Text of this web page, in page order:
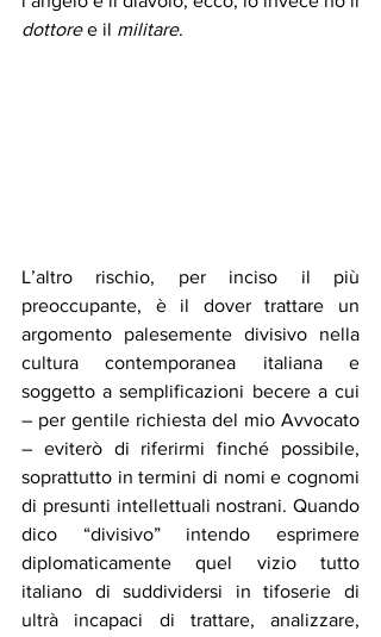
dottore e il militare.
L’altro rischio, per inciso il più
preoccupante, è il dover trattare un
argomento palesemente divisivo nella
cultura contemporanea italiana e
soggetto a semplificazioni becere a cui
– per gentile richiesta del mio Avvocato
– eviterò di riferirmi finché possibile,
soprattutto in termini di nomi e cognomi
di presunti intellettuali nostrani. Quando
dico “divisivo” intendo esprimere
diplomaticamente quel vizio tutto
italiano di suddividersi in tifoserie di
ultrà incapaci di trattare, analizzare,